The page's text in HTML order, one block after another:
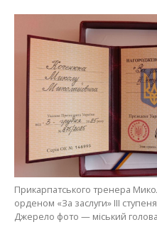
Прикарпатського тренера
орденом «За заслуги» ІІІ ступеня
Джерело фото — міський